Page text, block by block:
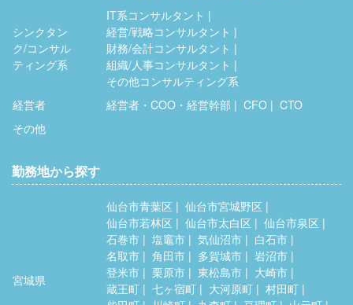
シンクタン
ク/コンサル
ティング系
IT系コンサルタント
経営/戦略コンサルタント
財務/会計コンサルタント
組織/人事コンサルタント
その他コンサルティング系
経営者
経営者・COO・経営幹部 CFO
CTO
その他
勤務地から探す
宮城県
仙台市青葉区
仙台市宮城野区
仙台市若林区
仙台市太白区
仙台市泉区
石巻市
塩竈市 気仙沼市
白石市
名取市
角田市 多賀城市
岩沼市
登米市
栗原市 東松島市
大崎市
蔵王町
七ヶ宿町 大河原町
村田町